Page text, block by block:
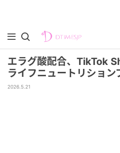
エラグ酸配合、TikTok
ライフニュートリション
2026.5.21